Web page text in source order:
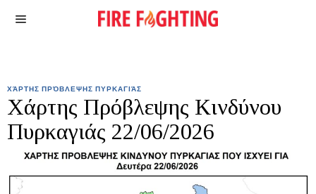
ΧΆΡΤΗΣ ΠΡΌΒΛΕΨΗΣ ΠΥΡΚΑΓΙΆΣ
Χάρτης Πρόβλεψης Κινδύνου
Πυρκαγιάς 22/06/2026